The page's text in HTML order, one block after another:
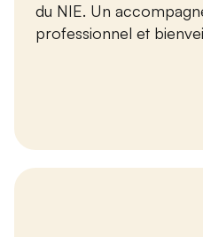
du NIE. Un
professionnel et